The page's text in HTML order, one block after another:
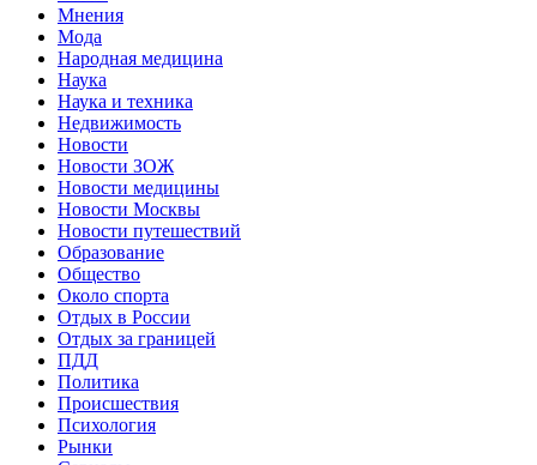
Мнения
Мода
Народная медицина
Наука
Наука и техника
Недвижимость
Новости
Новости ЗОЖ
Новости медицины
Новости Москвы
Новости путешествий
Образование
Общество
Около спорта
Отдых в России
Отдых за границей
ПДД
Политика
Происшествия
Психология
Рынки